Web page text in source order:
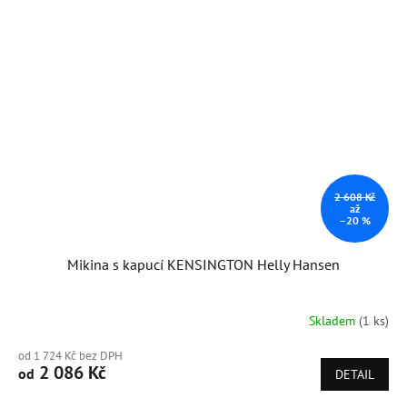
2 608 Kč
až
–20 %
Mikina s kapucí KENSINGTON Helly Hansen
Skladem (1 ks)
od 1 724 Kč bez DPH
od 2 086 Kč DETAIL